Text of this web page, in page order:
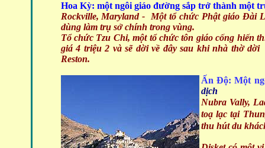
Hoa Kỳ: một ngôi giáo đường sắp trở thành một
Rockville, Maryland - Một tổ chức Phật giáo Đài
dùng làm trụ sở chính trong vùng.
Tổ chức Tzu Chi, một tổ chức tôn giáo cống hiến
giá 4 triệu 2 và sẽ dời về đây sau khi nhà thờ
Reston.
Ấn Độ: Một
dịch
Nubra Vally,
toạ lạc tại
thu hút du